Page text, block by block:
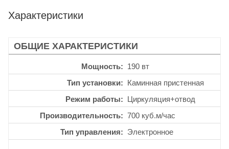
Характеристики
ОБЩИЕ ХАРАКТЕРИСТИКИ
Мощность
190 вт
Тип установки
Каминная пристенная
Режим работы
Циркуляция+отвод
Производительность
700 куб.м/час
Тип управления
Электронное